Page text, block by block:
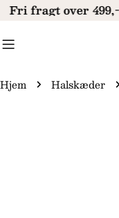
Gå
indhold
Fri fragt over 499,-
Hjem Halskæder